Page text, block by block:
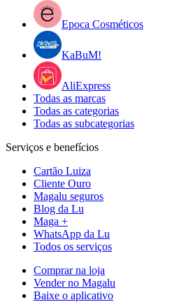
Epoca Cosméticos
KaBuM!
AliExpress
Todas as marcas
Todas as categorias
Todas as subcategorias
Serviços e benefícios
Cartão Luiza
Cliente Ouro
Magalu seguros
Blog da Lu
Maga +
WhatsApp da Lu
Todos os serviços
Comprar na loja
Vender no Magalu
Baixe o aplicativo